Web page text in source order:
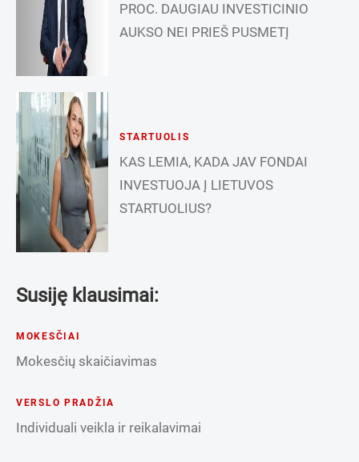
PROC. DAUGIAU INVESTICINIO
AUKSO NEI PRIEŠ PUSMETĮ
STARTUOLIS
KAS LEMIA, KADA JAV FONDAI
INVESTUOJA Į LIETUVOS
STARTUOLIUS?
Susiję klausimai:
MOKESČIAI
Mokesčių skaičiavimas
VERSLO PRADŽIA
Individuali veikla ir reikalavimai